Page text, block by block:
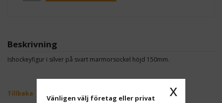
Beskrivning
Ishockeyfigur i silver på svart marmorsockel höjd 150mm.
Tillbaka x
Vänligen välj företag eller privat